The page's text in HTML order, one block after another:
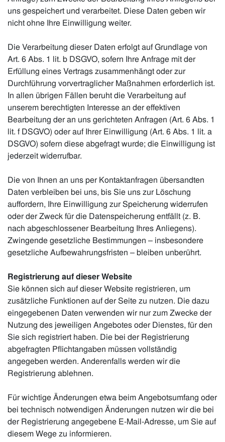
uns gespeichert und verarbeitet. Diese Daten geben wir
nicht ohne Ihre Einwilligung weiter.
Die Verarbeitung dieser Daten erfolgt auf Grundlage von
Art. 6 Abs. 1 lit. b DSGVO, sofern Ihre Anfrage mit der
Erfüllung eines Vertrags zusammenhängt oder zur
Durchführung vorvertraglicher Maßnahmen erforderlich ist.
In allen übrigen Fällen beruht die Verarbeitung auf
unserem berechtigten Interesse an der effektiven
Bearbeitung der an uns gerichteten Anfragen (Art. 6 Abs. 1
lit. f DSGVO) oder auf Ihrer Einwilligung (Art. 6 Abs. 1 lit. a
DSGVO) sofern diese abgefragt wurde; die Einwilligung ist
jederzeit widerrufbar.
Die von Ihnen an uns per Kontaktanfragen übersandten
Daten verbleiben bei uns, bis Sie uns zur Löschung
auffordern, Ihre Einwilligung zur Speicherung widerrufen
oder der Zweck für die Datenspeicherung entfällt (z. B.
nach abgeschlossener Bearbeitung Ihres Anliegens).
Zwingende gesetzliche Bestimmungen – insbesondere
gesetzliche Aufbewahrungsfristen – bleiben unberührt.
Registrierung auf dieser Website
Sie können sich auf dieser Website registrieren, um
zusätzliche Funktionen auf der Seite zu nutzen. Die dazu
eingegebenen Daten verwenden wir nur zum Zwecke der
Nutzung des jeweiligen Angebotes oder Dienstes, für den
Sie sich registriert haben. Die bei der Registrierung
abgefragten Pflichtangaben müssen vollständig
angegeben werden. Anderenfalls werden wir die
Registrierung ablehnen.
Für wichtige Änderungen etwa beim Angebotsumfang oder
bei technisch notwendigen Änderungen nutzen wir die bei
der Registrierung angegebene E-Mail-Adresse, um Sie auf
diesem Wege zu informieren.